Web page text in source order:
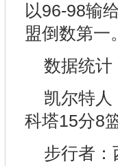
以96-98输
盟倒数第一。
数据统计
凯尔特人
科塔15分8
步行者：